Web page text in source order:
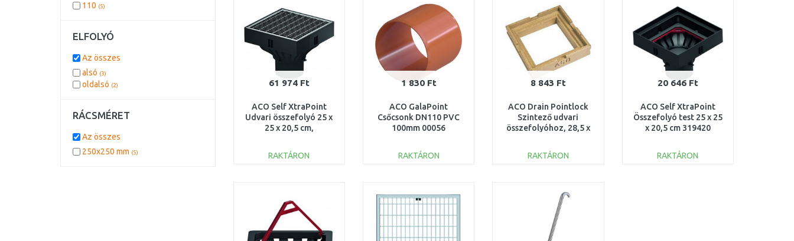
61 974 Ft
ACO Self XtraPoint
Udvari összefolyó 25 x
25 x 20,5 cm,
30x10, B125
RAKTÁRON
1 830 Ft
ACO GalaPoint
Csőcsonk DN110 PVC
100mm 00056
RAKTÁRON
8 843 Ft
ACO Drain Pointlock
Szintező udvari
összefolyóhoz, 28,5 x
RAKTÁRON
Összehasonlítás
20 646 Ft
ACO Self XtraPoint
Összefolyó test 25 x 25
x 20,5 cm 319420
RAKTÁRON
110 (5)
ELFOLYÓ
Az összes
alsó (3)
oldalsó (2)
RÁCSMÉRET
Az összes
250x250 mm (5)